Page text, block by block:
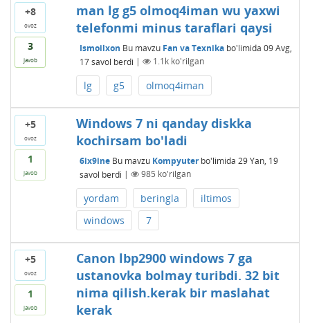
+8
ovoz
3
javob
man lg g5 olmoq4iman wu yaxwi
telefonmi minus taraflari qaysi
Ismoilxon Bu mavzu Fan va Texnikabo'limida 09 Avg,
17 savol berdi | 1.1kko'rilgan
lg g5 olmoq4iman
+5
ovoz
1
javob
Windows 7 ni qanday diskka
kochirsam bo'ladi
6ix9ine Bu mavzu Kompyuterbo'limida 29 Yan, 19
savol berdi | 985 ko'rilgan
yordam beringla
iltimos
windows
7
+5
ovoz
1
javob
Canon lbp2900 windows 7 ga
ustanovka bolmay turibdi. 32 bit
nima qilish.kerak bir maslahat
kerak